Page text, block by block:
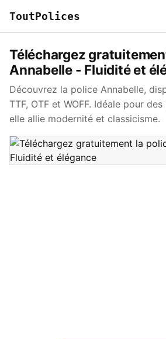
ToutPolices
Téléchargez
Annabelle - Fluidité et
Découvrez la police Annabelle,
TTF, OTF et WOFF. Idéale pour
elle allie modernité et classicisme.